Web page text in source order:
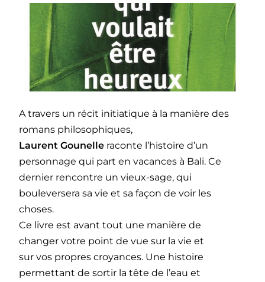
A travers un récit initiatique à la manière des
romans philosophiques,
Laurent Gounelle raconte l’histoire d’un
personnage qui part en vacances à Bali. Ce
dernier rencontre un vieux-sage, qui
bouleversera sa vie et sa façon de voir les
choses.
Ce livre est avant tout une manière de
changer votre point de vue sur la vie et
sur vos propres croyances. Une histoire
permettant de sortir la tête de l’eau et